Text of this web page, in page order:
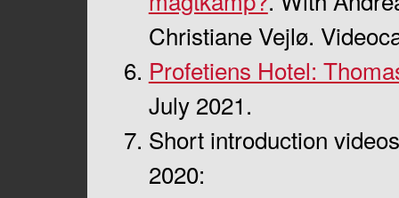
Christiane Vejlø.
Profetiens Hotel:
July 2021.
Short introduction
2020: